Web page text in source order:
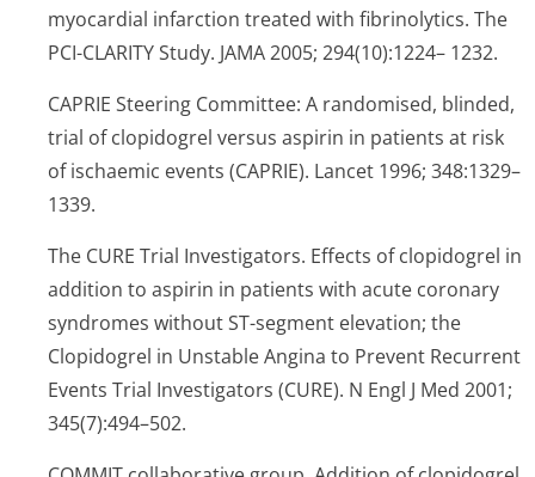
myocardial infarction treated with fibrinolytics. The
PCI-CLARITY Study. JAMA 2005; 294(10):1224– 1232.
CAPRIE Steering Committee: A randomised, blinded,
trial of clopidogrel versus aspirin in patients at risk
of ischaemic events (CAPRIE). Lancet 1996; 348:1329–
1339.
The CURE Trial Investigators. Effects of clopidogrel in
addition to aspirin in patients with acute coronary
syndromes without ST-segment elevation; the
Clopidogrel in Unstable Angina to Prevent Recurrent
Events Trial Investigators (CURE). N Engl J Med 2001;
345(7):494–502.